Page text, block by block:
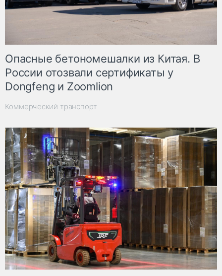
Опасные бетономешалки из Китая. В
России отозвали сертификаты у
Dongfeng и Zoomlion
Коммерческий транспорт